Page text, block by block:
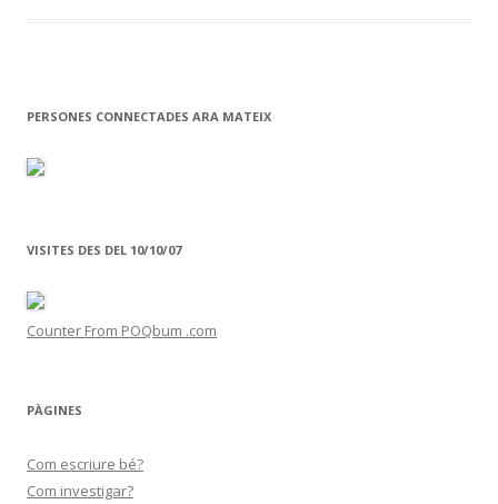
k ix
PERSONES CONNECTADES ARA MATEIX
VISITES DES DEL 10/10/07
Counter From POQbum .com
PÀGINES
Com escriure bé?
Com investigar?